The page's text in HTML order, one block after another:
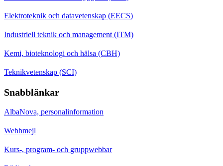
Elektroteknik och datavetenskap (EECS)
Industriell teknik och management (ITM)
Kemi, bioteknologi och hälsa (CBH)
Teknikvetenskap (SCI)
Snabblänkar
AlbaNova, personalinformation
Webbmejl
Kurs-, program- och gruppwebbar